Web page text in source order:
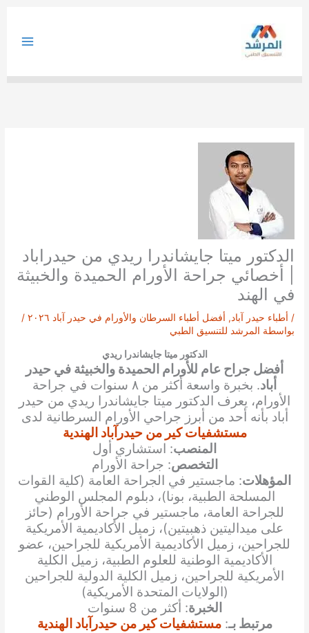
الدكتور ميتا جايشاندرا ريدي من حيدراباد
| أخصائي جراحة الأورام الحميدة والخبيثة
في الهند
/ أطباء حيدر آباد, أفضل أطباء السرطان والأورام في حيدر آباد ٢٠٢٦
/
بواسطة المرشد للتنسيق الطبي
الدكتور ميتا جايشاندرا ريدي
أفضل جراح عام للأورام الحميدة والخبيثة في حيدر
أباد
. بخبرة واسعة أكثر من ٨ سنوات في جراحة
الأورام، يعرف الدكتور ميتا جايشاندرا ريدي من حيدر
أباد بأنه أحد من أبرز جراحي الأورام السرطانية لدى
مستشفيات كير من حيدرآباد الهندية
المنصب: استشاري أول
التخصص: جراحة الأورام
المؤهلات: ماجستير في الجراحة العامة (كلية القوات
المسلحة الطبية، بونا)، دبلوم المجلس الوطني
للجراحة العامة، ماجستير في جراحة الأورام (حائز
على ميداليتين ذهبيتين)، زميل الأكاديمية الأمريكية
للجراحين، زميل الأكاديمية الأمريكية للجراحين، عضو
الأكاديمية الوطنية للعلوم الطبية، زميل الكلية
الأمريكية للجراحين، زميل الكلية الدولية للجراحين
(الولايات المتحدة الأمريكية)
الخبرة: أكثر من 8 سنوات
مرتبط بـ:مستشفيات كير من حيدرآباد الهندية